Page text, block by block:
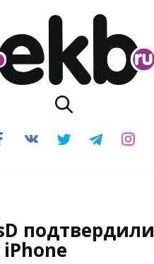
подтвердили